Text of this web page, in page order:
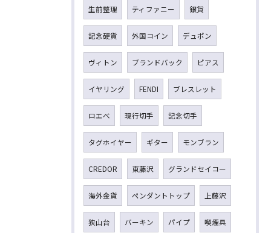
生前整理 ティファニー 銀貨
記念硬貨 外国コイン デュポン
ヴィトン ブランドバック ピアス
イヤリング FENDI ブレスレット
ロエベ 現行切手 記念切手
タグホイヤー ギター モンブラン
CREDOR 東藤沢 グランドセイコー
海外金貨 ペンダントトップ 上藤沢
狭山台 バーキン パイプ 喫煙具